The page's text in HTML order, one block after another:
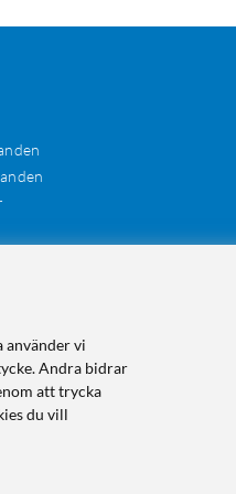
använder vi
Andra bidrar
att trycka
du vill